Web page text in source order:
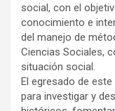
social, con el
conocimiento e
del manejo de
Ciencias Sociales,
situación social.
El egresado de
para investigar y